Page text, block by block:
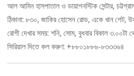
আল আমিন হাসপাতাল ও ডায়াগনস্টিক সেন্টার,
ঠিকানা: ৮৩০, জাকির হোসেন রোড, একে খান গেট,
রোগী দেখার সময়: শনি, সোম, বুধবার বিকাল ৩.০০টা
সিরিয়াল দিতে কল করুণ: +৮৮০১৮৮৬-৮৩৩৩৬৪